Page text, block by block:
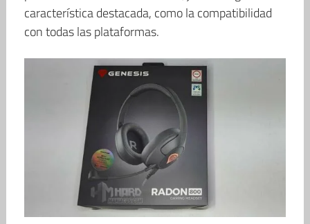
característica destacada, como la compatibilidad
con todas las plataformas.